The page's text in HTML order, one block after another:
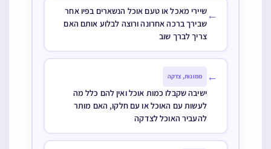
האם מותר לברך על המים קודם
פסוקי דזמרא ולהמשיך בשתייתן
לאחר ברוך שאמר
ב-"יהדות"